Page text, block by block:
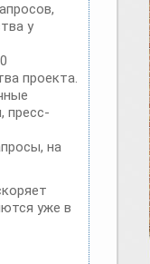
у
проекта.
пресс-
на
уже в